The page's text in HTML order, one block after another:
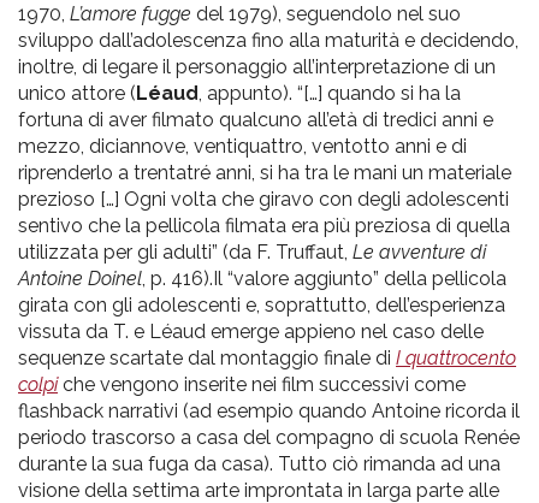
1970, L’amore fugge del 1979), seguendolo nel suo
sviluppo dall’adolescenza fino alla maturità e decidendo,
inoltre, di legare il personaggio all’interpretazione di un
unico attore (Léaud, appunto). “[…] quando si ha la
fortuna di aver filmato qualcuno all’età di tredici anni e
mezzo, diciannove, ventiquattro, ventotto anni e di
riprenderlo a trentatré anni, si ha tra le mani un materiale
prezioso […] Ogni volta che giravo con degli adolescenti
sentivo che la pellicola filmata era più preziosa di quella
utilizzata per gli adulti” (da F. Truffaut, Le avventure di
Antoine Doinel, p. 416).Il “valore aggiunto” della pellicola
girata con gli adolescenti e, soprattutto, dell’esperienza
vissuta da T. e Léaud emerge appieno nel caso delle
sequenze scartate dal montaggio finale di I quattrocento
colpiche vengono inserite nei film successivi come
flashback narrativi (ad esempio quando Antoine ricorda il
periodo trascorso a casa del compagno di scuola Renée
durante la sua fuga da casa). Tutto ciò rimanda ad una
visione della settima arte improntata in larga parte alle